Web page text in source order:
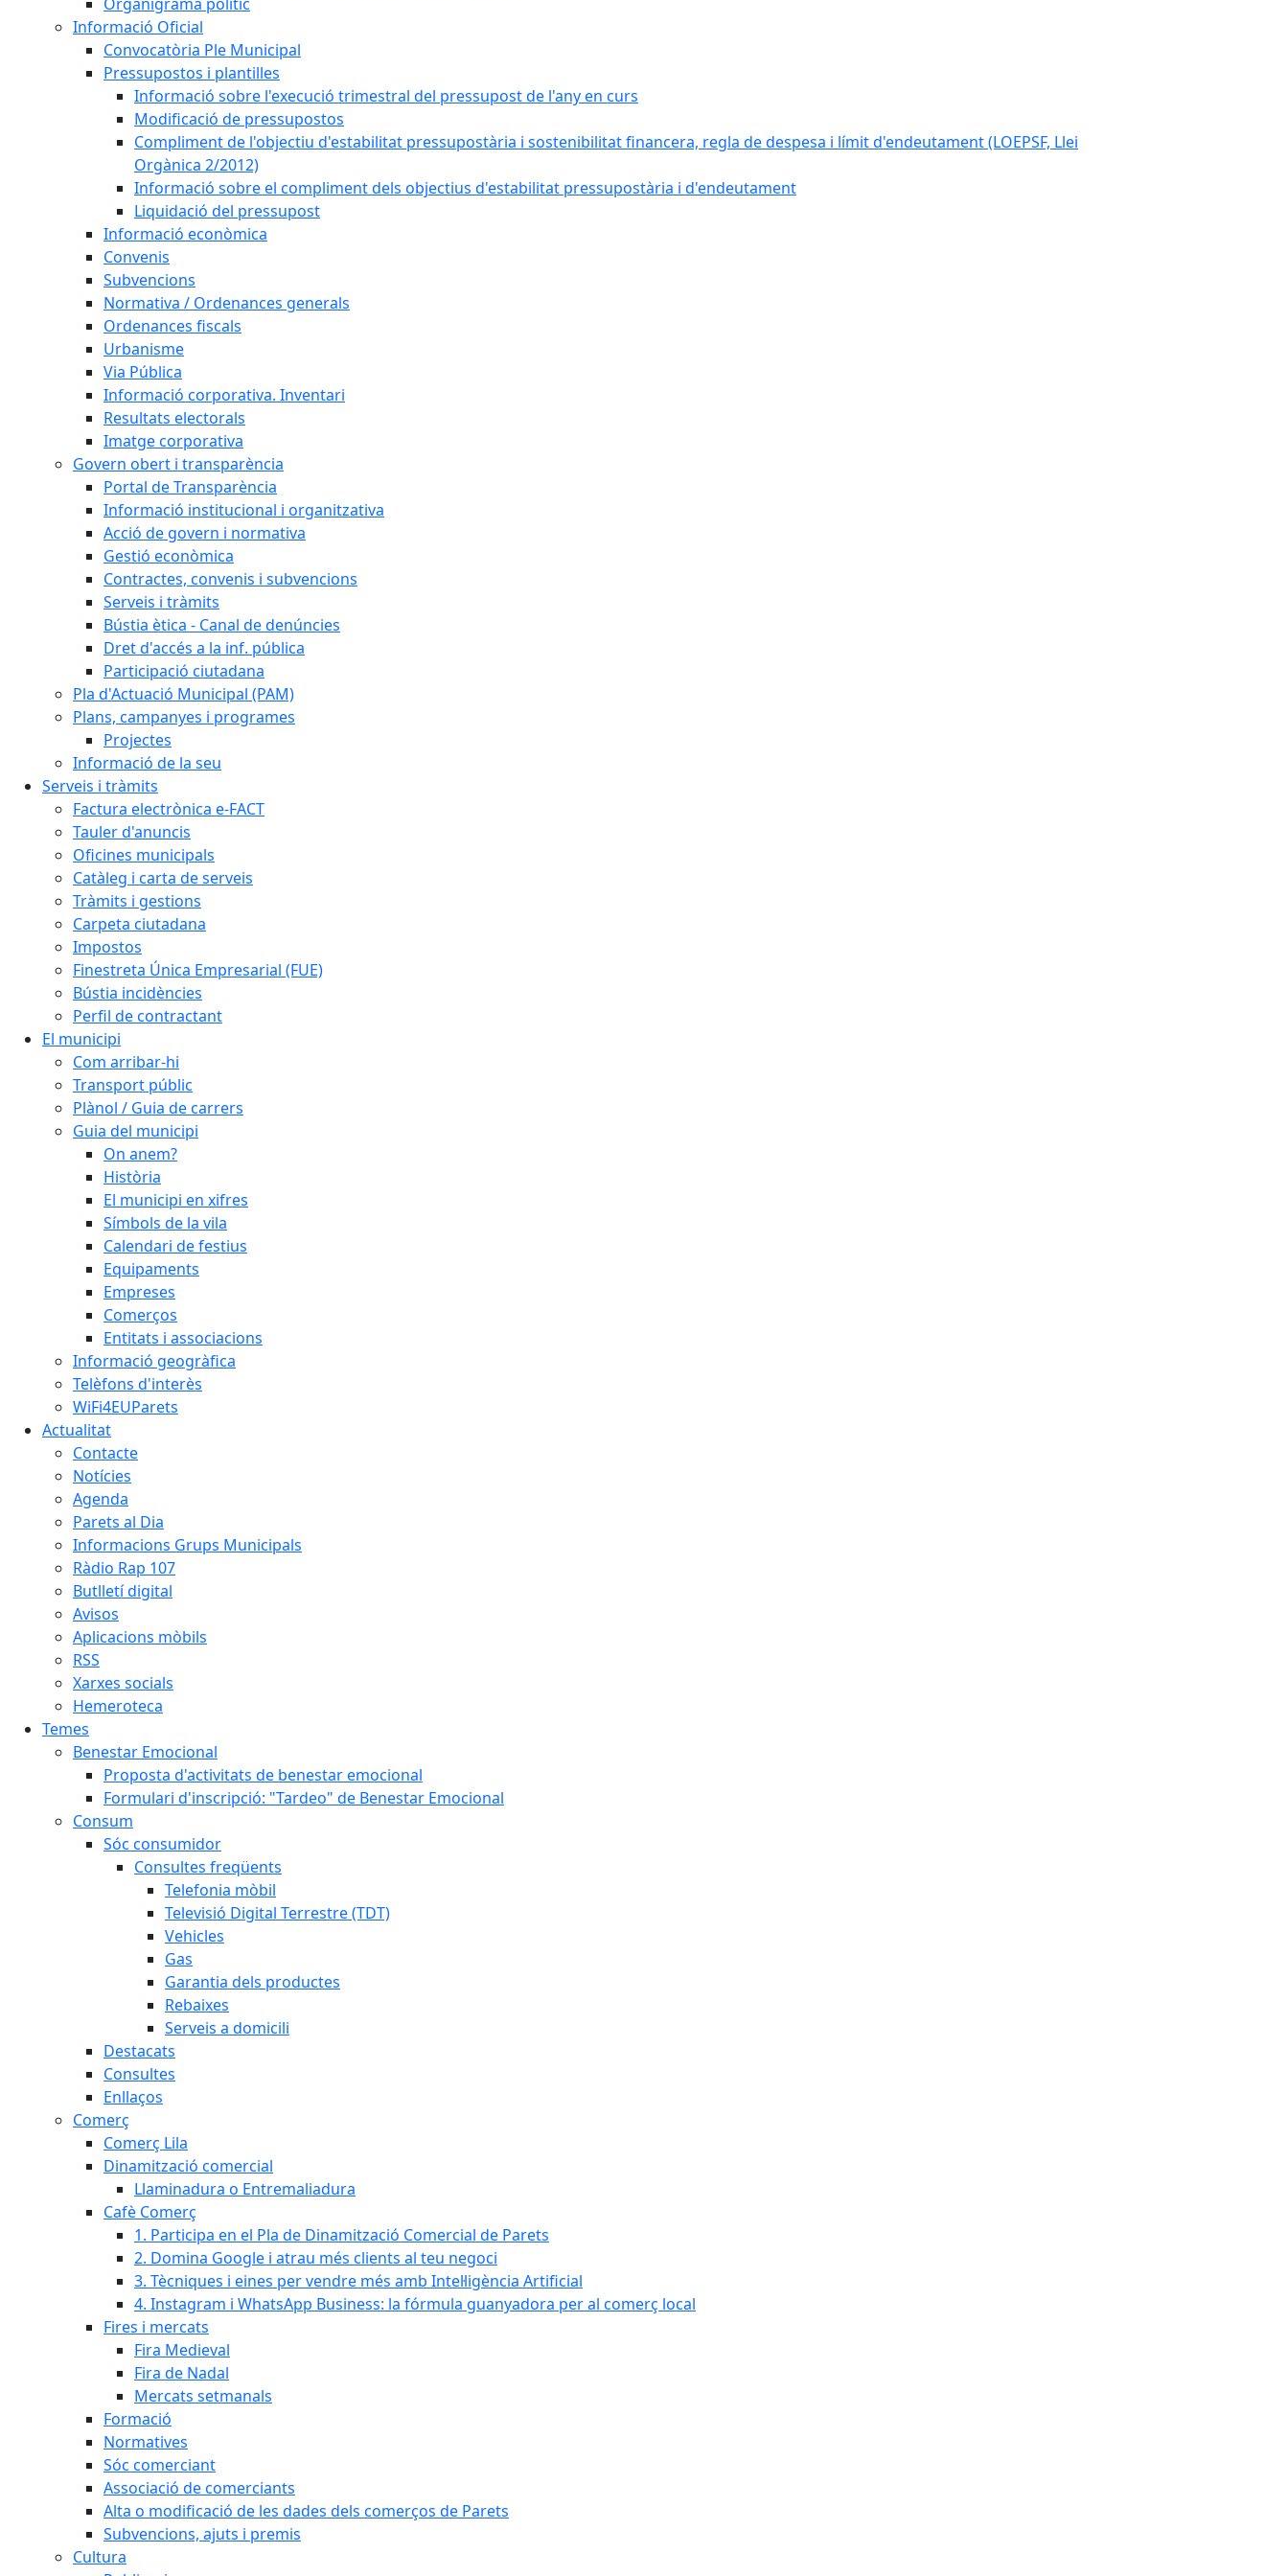
Informació Oficial
Convocatòria Ple Municipal
Pressupostos i plantilles
Informació sobre l'execució trimestral del pressupost de l'any en curs
Modificació de pressupostos
Compliment de l'objectiu d'estabilitat pressupostària i sostenibilitat financera, regla de despesa i límit d'endeutament (LOEPSF, Llei
Orgànica 2/2012)
Informació sobre el compliment dels objectius d'estabilitat pressupostària i d'endeutament
Liquidació del pressupost
Informació econòmica
Convenis
Subvencions
Normativa / Ordenances generals
Ordenances fiscals
Urbanisme
Via Pública
Informació corporativa. Inventari
Resultats electorals
Imatge corporativa
Govern obert i transparència
Portal de Transparència
Informació institucional i organitzativa
Acció de govern i normativa
Gestió econòmica
Contractes, convenis i subvencions
Serveis i tràmits
Bústia ètica - Canal de denúncies
Dret d'accés a la inf. pública
Participació ciutadana
Pla d'Actuació Municipal (PAM)
Plans, campanyes i programes
Projectes
Informació de la seu
Serveis i tràmits
Factura electrònica e-FACT
Tauler d'anuncis
Oficines municipals
Catàleg i carta de serveis
Tràmits i gestions
Carpeta ciutadana
Impostos
Finestreta Única Empresarial (FUE)
Bústia incidències
Perfil de contractant
El municipi
Com arribar-hi
Transport públic
Plànol / Guia de carrers
Guia del municipi
On anem?
Història
El municipi en xifres
Símbols de la vila
Calendari de festius
Equipaments
Empreses
Comerços
Entitats i associacions
Informació geogràfica
Telèfons d'interès
WiFi4EUParets
Actualitat
Contacte
Notícies
Agenda
Parets al Dia
Informacions Grups Municipals
Ràdio Rap 107
Butlletí digital
Avisos
Aplicacions mòbils
RSS
Xarxes socials
Hemeroteca
Temes
Benestar Emocional
Proposta d'activitats de benestar emocional
Formulari d'inscripció: "Tardeo" de Benestar Emocional
Consum
Sóc consumidor
Consultes freqüents
Telefonia mòbil
Televisió Digital Terrestre (TDT)
Vehicles
Gas
Garantia dels productes
Rebaixes
Serveis a domicili
Destacats
Consultes
Enllaços
Comerç
Comerç Lila
Dinamització comercial
Llaminadura o Entremaliadura
Cafè Comerç
1. Participa en el Pla de Dinamització Comercial de Parets
2. Domina Google i atrau més clients al teu negoci
3. Tècniques i eines per vendre més amb Intel·ligència Artificial
4. Instagram i WhatsApp Business: la fórmula guanyadora per al comerç local
Fires i mercats
Fira Medieval
Fira de Nadal
Mercats setmanals
Formació
Normatives
Sóc comerciant
Associació de comerciants
Alta o modificació de les dades dels comerços de Parets
Subvencions, ajuts i premis
Cultura